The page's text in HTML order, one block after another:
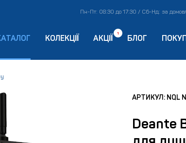
Пн-Пт: 08:30 до 17:30 / Сб-Нд: за
КОЛЕКЦІЇ АКЦІЇ
1
БЛОГ
АРТИКУЛ: NQL
Deante